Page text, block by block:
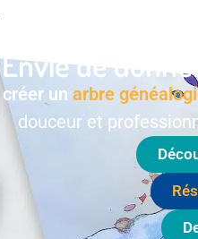
Envie de
créer un arbre
douceur et